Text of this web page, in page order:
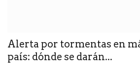
Alerta por tormentas en
país: dónde se darán...